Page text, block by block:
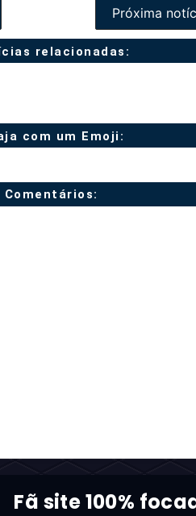
Próxima
relacionadas:
com um Emoji:
Comentários:
Fã site 100%